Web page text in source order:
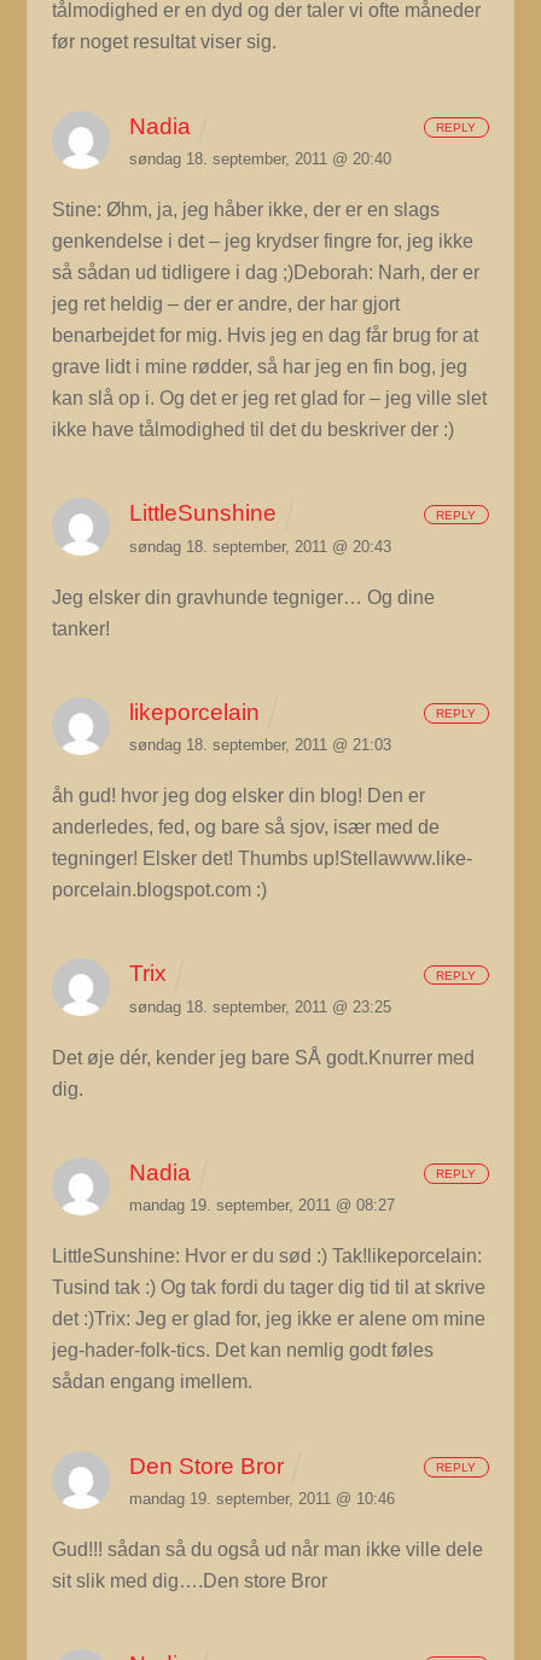
tålmodighed er en dyd og der taler vi ofte måneder
før noget resultat viser sig.
Nadia
søndag 18. september, 2011 @ 20:40
Stine: Øhm, ja, jeg håber ikke, der er en slags
genkendelse i det – jeg krydser fingre for, jeg ikke
så sådan ud tidligere i dag ;)Deborah: Narh, der er
jeg ret heldig – der er andre, der har gjort
benarbejdet for mig. Hvis jeg en dag får brug for at
grave lidt i mine rødder, så har jeg en fin bog, jeg
kan slå op i. Og det er jeg ret glad for – jeg ville slet
ikke have tålmodighed til det du beskriver der :)
REPLY
LittleSunshine
søndag 18. september, 2011 @ 20:43
Jeg elsker din gravhunde tegniger… Og dine
tanker!
REPLY
likeporcelain
søndag 18. september, 2011 @ 21:03
åh gud! hvor jeg dog elsker din blog! Den er
anderledes, fed, og bare så sjov, især med de
tegninger! Elsker det! Thumbs up!Stellawww.like-
porcelain.blogspot.com :)
REPLY
Trix
søndag 18. september, 2011 @ 23:25
Det øje dér, kender jeg bare SÅ godt.Knurrer med
dig.
REPLY
Nadia
mandag 19. september, 2011 @ 08:27
LittleSunshine: Hvor er du sød :) Tak!likeporcelain:
Tusind tak :) Og tak fordi du tager dig tid til at skrive
det :)Trix: Jeg er glad for, jeg ikke er alene om mine
jeg-hader-folk-tics. Det kan nemlig godt føles
sådan engang imellem.
REPLY
Den Store Bror
mandag 19. september, 2011 @ 10:46
Gud!!! sådan så du også ud når man ikke ville dele
sit slik med dig….Den store Bror
REPLY